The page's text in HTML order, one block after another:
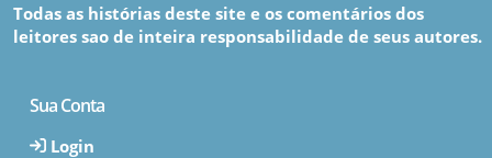
Todas as histórias deste site e os comentários dos
leitores sao de inteira responsabilidade de seus autores.
Sua Conta
Login